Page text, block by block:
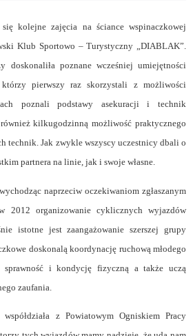
kolejne zajęcia na ściance wspinaczkowej
Klub Sportowo – Turystyczny „DIABLAK”.
doskonaliła poznane wcześniej umiejętności
którzy pierwszy raz skorzystali z możliwości
poznali podstawy asekuracji i technik
kilkugodzinną możliwość praktycznego
technik. Jak zwykle wszyscy uczestnicy dbali o
partnera na linie, jak i swoje własne.
naprzeciw oczekiwaniom zgłaszanym
2012 organizowanie cyklicznych wyjazdów
istotne jest zaangażowanie szerszej grupy
doskonalą koordynację ruchową młodego
sprawność i kondycję fizyczną a także uczą
zaufania.
z Powiatowym Ogniskiem Pracy